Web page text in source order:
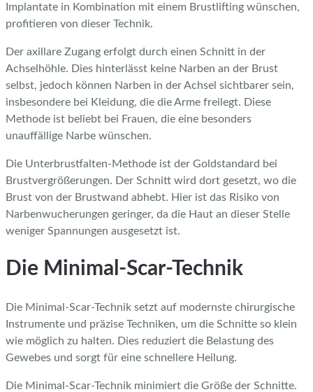
Implantate in Kombination mit einem Brustlifting wünschen,
profitieren von dieser Technik.
Der axillare Zugang erfolgt durch einen Schnitt in der
Achselhöhle. Dies hinterlässt keine Narben an der Brust
selbst, jedoch können Narben in der Achsel sichtbarer sein,
insbesondere bei Kleidung, die die Arme freilegt. Diese
Methode ist beliebt bei Frauen, die eine besonders
unauffällige Narbe wünschen.
Die Unterbrustfalten-Methode ist der Goldstandard bei
Brustvergrößerungen. Der Schnitt wird dort gesetzt, wo die
Brust von der Brustwand abhebt. Hier ist das Risiko von
Narbenwucherungen geringer, da die Haut an dieser Stelle
weniger Spannungen ausgesetzt ist.
Die Minimal-Scar-Technik
Die Minimal-Scar-Technik setzt auf modernste chirurgische
Instrumente und präzise Techniken, um die Schnitte so klein
wie möglich zu halten. Dies reduziert die Belastung des
Gewebes und sorgt für eine schnellere Heilung.
Die Minimal-Scar-Technik minimiert die Größe der Schnitte.